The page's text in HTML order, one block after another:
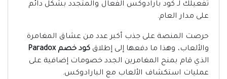
تفعيلك لـ كود بارادوكس الفعال والمتجدد بشكل دائم
على مدار العام.
حرصت المنصة على جذب أكبر عدد من عشاق المغامرة
والألعاب، وهذا ما دفعها إلى إطلاق كود خصم Paradox
الذي قام بمنح المغامرين الجدد خصومات إضافية على
عمليات استكشاف الألعاب مع البارادوكس.